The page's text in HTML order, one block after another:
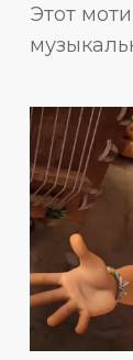
Этот